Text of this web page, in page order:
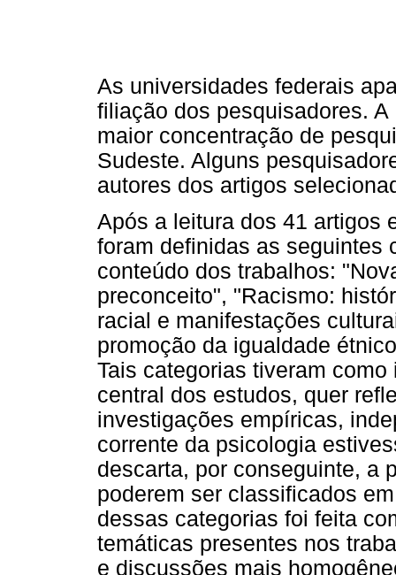
As universidades federais
filiação dos pesquisadores.
maior concentração de
Sudeste. Alguns
autores dos artigos
Após a leitura dos 41 artigos
foram definidas as seguintes
conteúdo dos trabalhos:
preconceito", "Racismo:
racial e manifestações
promoção da igualdade
Tais categorias tiveram
central dos estudos, quer
investigações empíricas,
corrente da psicologia
descarta, por conseguinte, a
poderem ser classificados
dessas categorias foi feita
temáticas presentes nos
e discussões mais